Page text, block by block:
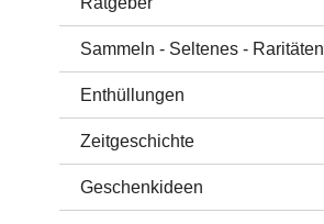
Sammeln - Seltenes - Raritäten
Enthüllungen
Zeitgeschichte
Geschenkideen